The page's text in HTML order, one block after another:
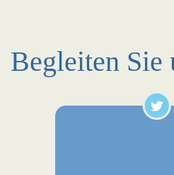
Begleiten Sie